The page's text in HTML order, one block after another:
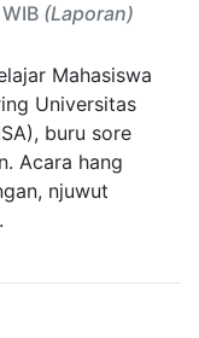
(Laporan)
Mahasiswa
Universitas
buru sore
Acara hang
njuwut